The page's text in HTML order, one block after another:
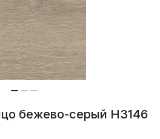
бежево-серый H3146